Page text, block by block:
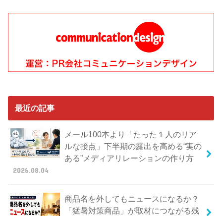
最近の記事
メール100本より「たった１人のリア
ルな接点」下半期の露出を高める“実の
ある”メディアリレーションの作り方
2026.08.04
商品名を外してもニュースになるか？
「猛暑対策商品」が取材につながる残